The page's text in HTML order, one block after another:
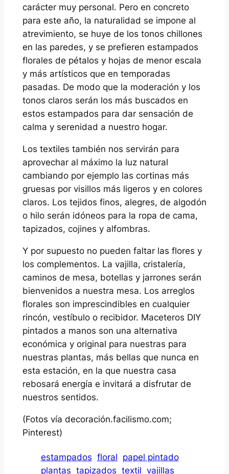
carácter muy personal. Pero en concreto
para este año, la naturalidad se impone al
atrevimiento, se huye de los tonos chillones
en las paredes, y se prefieren estampados
florales de pétalos y hojas de menor escala
y más artísticos que en temporadas
pasadas. De modo que la moderación y los
tonos claros serán los más buscados en
estos estampados para dar sensación de
calma y serenidad a nuestro hogar.
Los textiles también nos servirán para
aprovechar al máximo la luz natural
cambiando por ejemplo las cortinas más
gruesas por visillos más ligeros y en colores
claros. Los tejidos finos, alegres, de algodón
o hilo serán idóneos para la ropa de cama,
tapizados, cojines y alfombras.
Y por supuesto no pueden faltar las flores y
los complementos. La vajilla, cristalería,
caminos de mesa, botellas y jarrones serán
bienvenidos a nuestra mesa. Los arreglos
florales son imprescindibles en cualquier
rincón, vestíbulo o recibidor. Maceteros DIY
pintados a manos son una alternativa
económica y original para nuestras para
nuestras plantas, más bellas que nunca en
esta estación, en la que nuestra casa
rebosará energía e invitará a disfrutar de
nuestros sentidos.
(Fotos vía decoración.facilismo.com;
Pinterest)
estampados floral papel pintado
plantas tapizados textil vajillas